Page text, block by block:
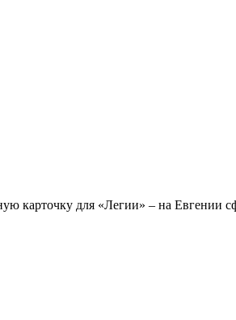
карточку для «Легии» – на Евгении